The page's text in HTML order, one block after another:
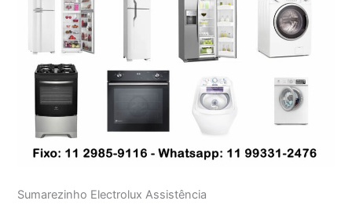
Sumarezinho Electrolux Assistência